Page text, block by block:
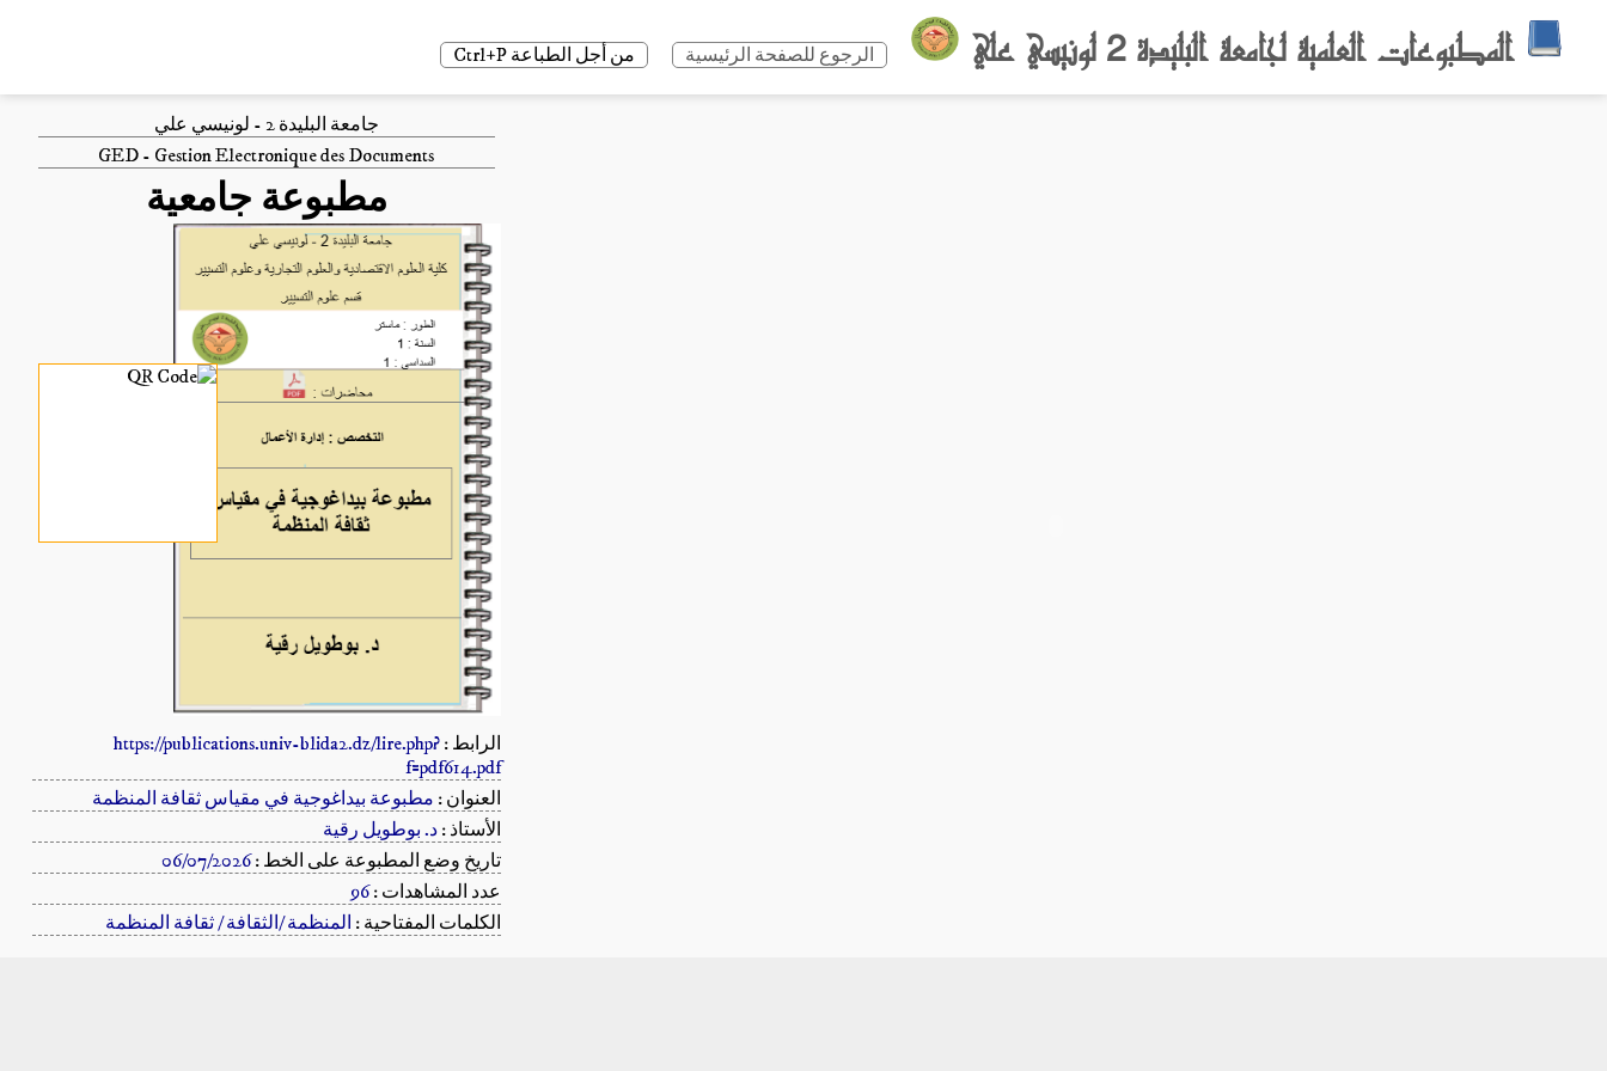
المطبوعات العلمية لجامعة البليدة 2 لونيسي علي الرجوع للصفحة الرئيسية من أجل الطباعة Ctrl+P
جامعة البليدة 2 - لونيسي علي
GED - Gestion Electronique des Documents
مطبوعة جامعية
الرابط : https://publications.univ-blida2.dz/lire.php?
f=pdf614.pdf
العنوان : مطبوعة بيداغوجية في مقياس ثقافة المنظمة
الأستاذ : د. بوطويل رقية
تاريخ وضع المطبوعة على الخط :06/07/2026
عدد المشاهدات :96
الكلمات المفتاحية : المنظمة /الثقافة / ثقافة المنظمة